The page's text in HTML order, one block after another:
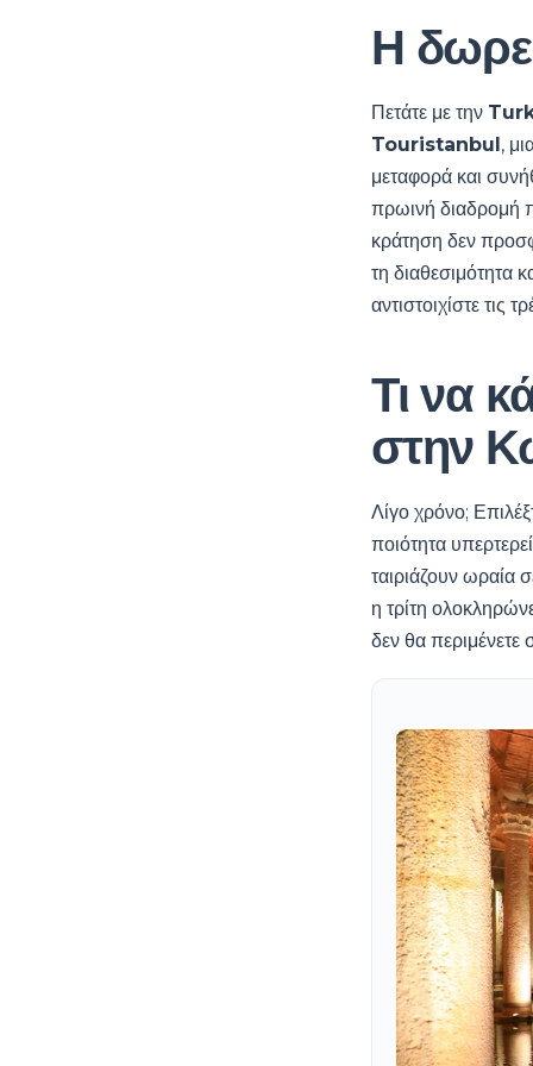
Η
Πετάτε με την
Touristanbul,
μεταφορά και
πρωινή διαδρομή
κράτηση δεν
τη διαθεσιμότητα
αντιστοιχίστε τις
Τι να
στην
Λίγο χρόνο;
ποιότητα
ταιριάζουν ωραία
η τρίτη
δεν θα περιμένετε